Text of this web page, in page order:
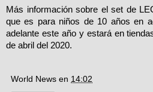
Más información sobre el set de
que es para niños de 10 años en
adelante este año y estará en
de abril del 2020.
World News en 14:02